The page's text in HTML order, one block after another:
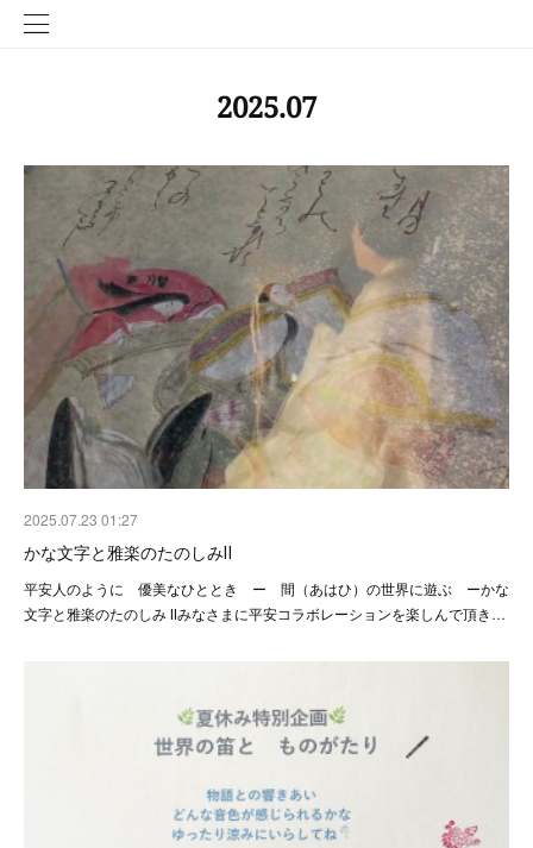
2025.07
2025.07.23 01:27
かな文字と雅楽のたのしみⅡ
平安人のように 優美なひととき ー 間（あはひ）の世界に遊ぶ ーかな
文字と雅楽のたのしみ Ⅱみなさまに平安コラボレーションを楽しんで頂き…